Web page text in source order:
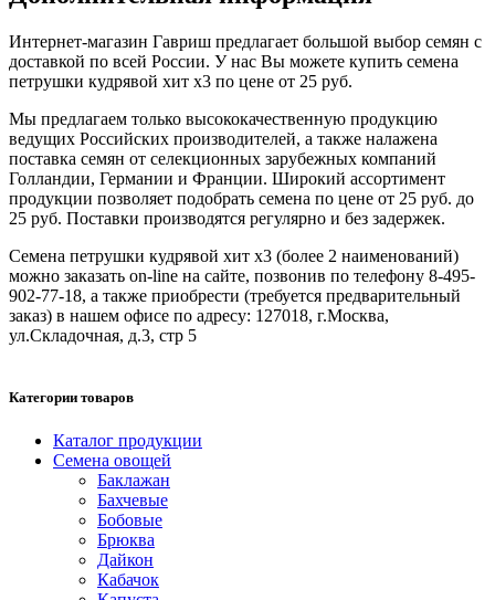
Интернет-магазин Гавриш предлагает большой выбор семян с
доставкой по всей России. У нас Вы можете купить семена
петрушки кудрявой хит х3 по цене от 25 руб.
Мы предлагаем только высококачественную продукцию
ведущих Российских производителей, а также налажена
поставка семян от селекционных зарубежных компаний
Голландии, Германии и Франции. Широкий ассортимент
продукции позволяет подобрать семена по цене от 25 руб. до
25 руб. Поставки производятся регулярно и без задержек.
Семена петрушки кудрявой хит х3 (более 2 наименований)
можно заказать on-line на сайте, позвонив по телефону 8-495-
902-77-18, а также приобрести (требуется предварительный
заказ) в нашем офисе по адресу: 127018, г.Москва,
ул.Складочная, д.3, стр 5
Категории товаров
Каталог продукции
Семена овощей
Баклажан
Бахчевые
Бобовые
Брюква
Дайкон
Кабачок